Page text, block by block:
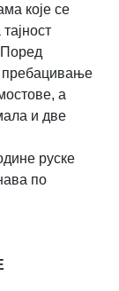
које се
пребацивање
а
и две
руске
по